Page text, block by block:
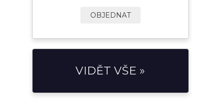
OBJEDNAT
VIDĚT VŠE »